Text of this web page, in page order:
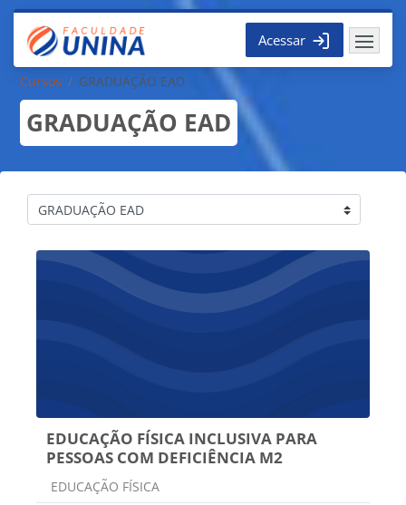
Ir para o conteúdo principal
Acessar
Cursos GRADUAÇÃO EAD
GRADUAÇÃO EAD
Categorias de Cursos
EDUCAÇÃO FÍSICA INCLUSIVA PARA
PESSOAS COM DEFICIÊNCIA M2
Categoria do curso
EDUCAÇÃO FÍSICA